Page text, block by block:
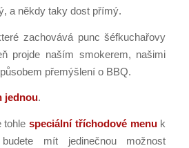
a někdy taky dost přímý.
zachovává punc šéfkuchařovy
projde naším smokerem, našimi
přemýšlení o BBQ.
jednou.
tohle speciální tříchodové menuk
mít jedinečnou možnost